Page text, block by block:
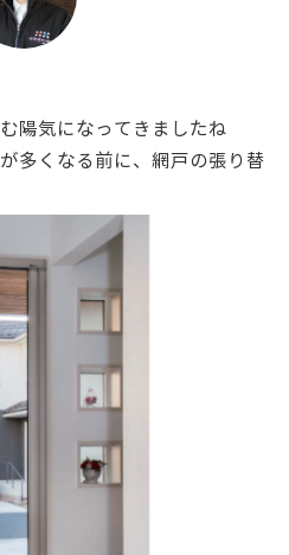
陽気になってきましたね
多くなる前に、網戸の張り替